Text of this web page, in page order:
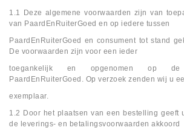
1.1 Deze algemene voorwaarden zijn van
van PaardEnRuiterGoed en op iedere tussen
PaardEnRuiterGoed en consument tot stand
De voorwaarden zijn voor een ieder
toegankelijk en opgenomen op de
PaardEnRuiterGoed. Op verzoek zenden wij u
exemplaar.
1.2 Door het plaatsen van een bestelling geeft
de leverings- en betalingsvoorwaarden akkoord